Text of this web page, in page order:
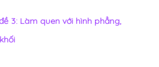
3: Làm quen với hình phẳng,